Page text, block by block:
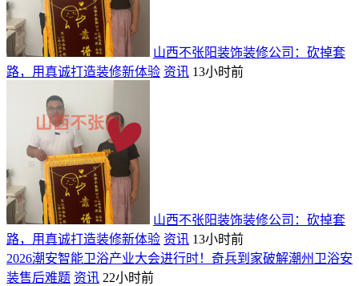
山西不张阳装饰装修公司：砍掉套
路，用真诚打造装修新体验 资讯 13小时前
山西不张阳装饰装修公司：砍掉套
路，用真诚打造装修新体验 资讯 13小时前
2026潮安智能卫浴产业大会进行时！奇兵到家破解潮州卫浴安
装售后难题 资讯 22小时前